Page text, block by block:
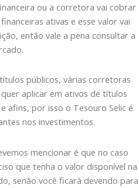
ou a corretora vai cobrar
ativas e esse valor vai
então vale a pena consultar a
públicos, várias corretoras
aplicar em ativos de títulos
afins, por isso o Tesouro Selic é
nos investimentos.
mencionar é que no caso
que tenha o valor disponível na
senão você ficará devendo para